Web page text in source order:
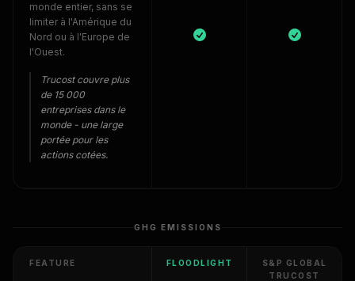
monde entier, sans se
limiter à l'Amérique du
Nord ou à l'Europe de
l'Ouest.
Trucost couvre plus
de 15 000
entreprises dans le
monde - une large
portée pour les
actions cotées.
GHG EMISSIONS
FEATURE FLOODLIGHT
S&P GLOBAL
TRUCOST